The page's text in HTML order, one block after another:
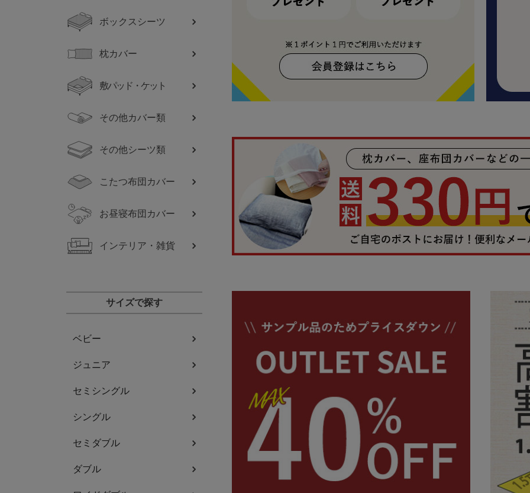
ボックスシーツ
枕カバー
敷パッド・ケット
その他カバー類
その他シーツ類
こたつ布団カバー
お昼寝布団カバー
インテリア・雑貨
サイズで探す
ベビー
ジュニア
セミシングル
シングル
セミダブル
ダブル